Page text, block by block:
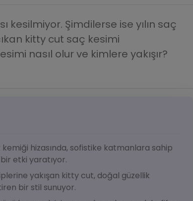
kesilmiyor. Şimdilerse ise yılın saç
kitty cut saç kesimi
nasıl olur ve kimlere yakışır?
hizasında, sofistike katmanlara sahip
etki yaratıyor.
yakışan kitty cut, doğal güzellik
bir stil sunuyor.